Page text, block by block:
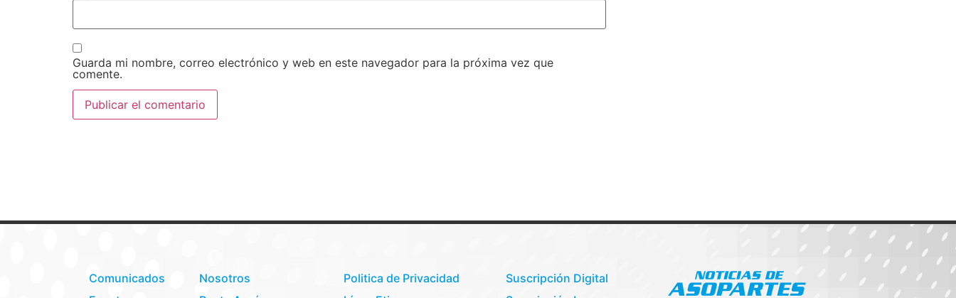
Guarda mi nombre, correo electrónico y web en este navegador para la próxima vez que
comente.
Comunicados
Nosotros
Politica de Privacidad
Suscripción Digital